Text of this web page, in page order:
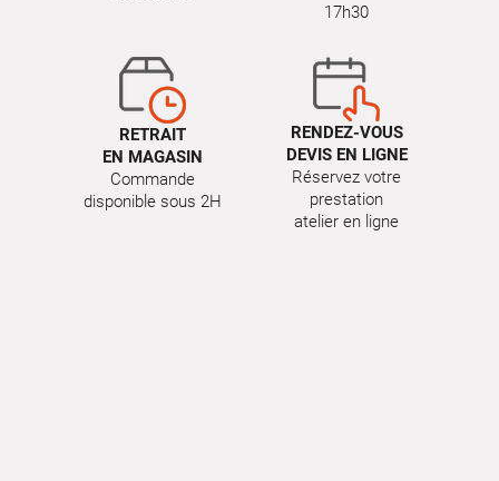
17h30
RETRAIT
EN MAGASIN
Commande
disponible sous 2H
RENDEZ-VOUS
DEVIS EN LIGNE
Réservez votre
prestation
atelier en ligne